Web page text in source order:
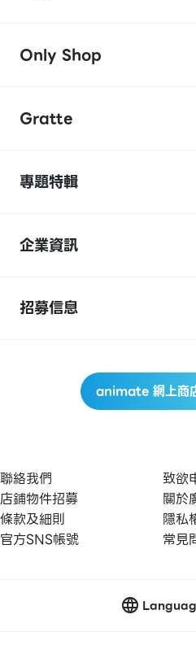
Only Shop
Gratte
專題特輯
企業資訊
招募信息
animate 網上商
聯絡我們
致欲
店鋪物件招募
關於
條款及細則
隱私
官方SNS帳號
常見